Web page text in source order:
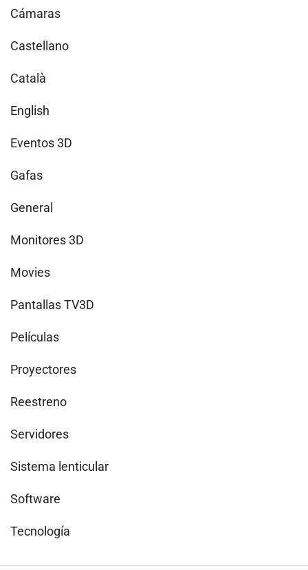
Cámaras
Castellano
Català
English
Eventos 3D
Gafas
General
Monitores 3D
Movies
Pantallas TV3D
Películas
Proyectores
Reestreno
Servidores
Sistema lenticular
Software
Tecnología